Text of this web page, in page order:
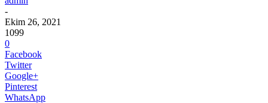
-
Ekim 26, 2021
1099
0
Facebook
Twitter
Google+
Pinterest
WhatsApp